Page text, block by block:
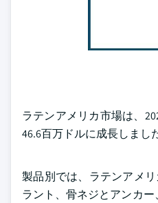
ラテンアメリカ市場は、
46.6百万ドルに成長しまし
製品別では、ラテンアメ
ラント、骨ネジとアンカ